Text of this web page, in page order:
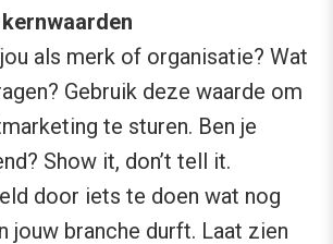
als merk of organisatie? Wat
Gebruik deze waarde om
te sturen. Ben je
Show it, don’t tell it.
door iets te doen wat nog
jouw branche durft. Laat zien